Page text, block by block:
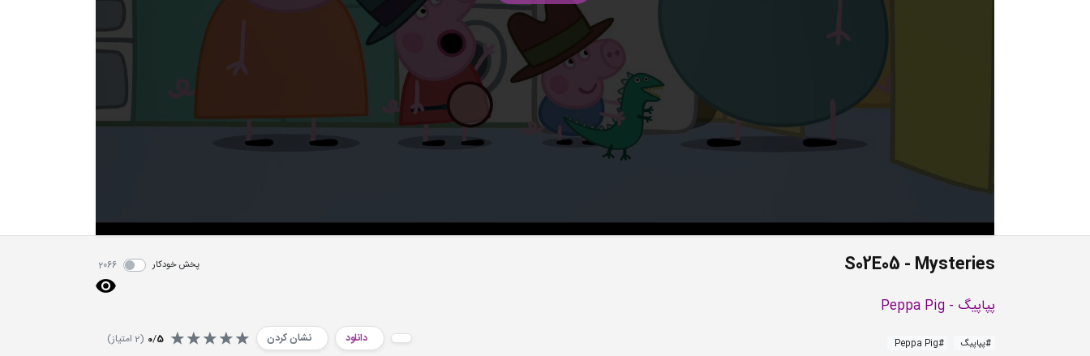
S02E05 - Mysteries پخش خودکار 2066
پپاپیگ - Peppa Pig
#پپاپیگ #
Peppa Pig دانلود نشان کردن 0/5
(
2 امتیاز)